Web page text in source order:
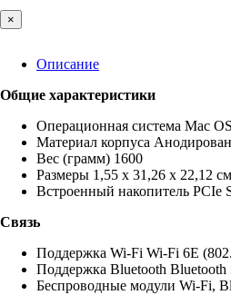
×
Описание
Общие характеристики
Операционная система Mac OS
Материал корпуса
Вес (грамм) 1600
Размеры 1,55 x 31,26 x 22,12 см
Встроенный накопитель PCIe
Связь
Поддержка Wi-Fi Wi-Fi 6E
Поддержка Bluetooth Bluetooth
Беспроводные модули Wi-Fi,